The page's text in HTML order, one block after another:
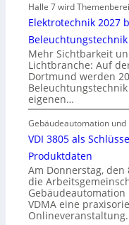
t
ä
t
n
d
r
I
m
o
b
i
l
k
m
m
u
n
i
k
a
i
o
n
m
Halle 7 wird
Elektrotechnik 2027
Beleuchtungstechnik
Mehr Sichtbarkeit
Lichtbranche: Auf
Dortmund werden
eigenen…
Gebäudeautomation und
VDI 3805 als
Produktdaten
Am Donnerstag,
die
VDMA eine
Onlineveranstaltung.